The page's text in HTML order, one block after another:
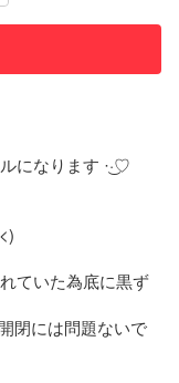
になります‪ ·͜·♡‬
ていた為底に黒ず
閉には問題ないで